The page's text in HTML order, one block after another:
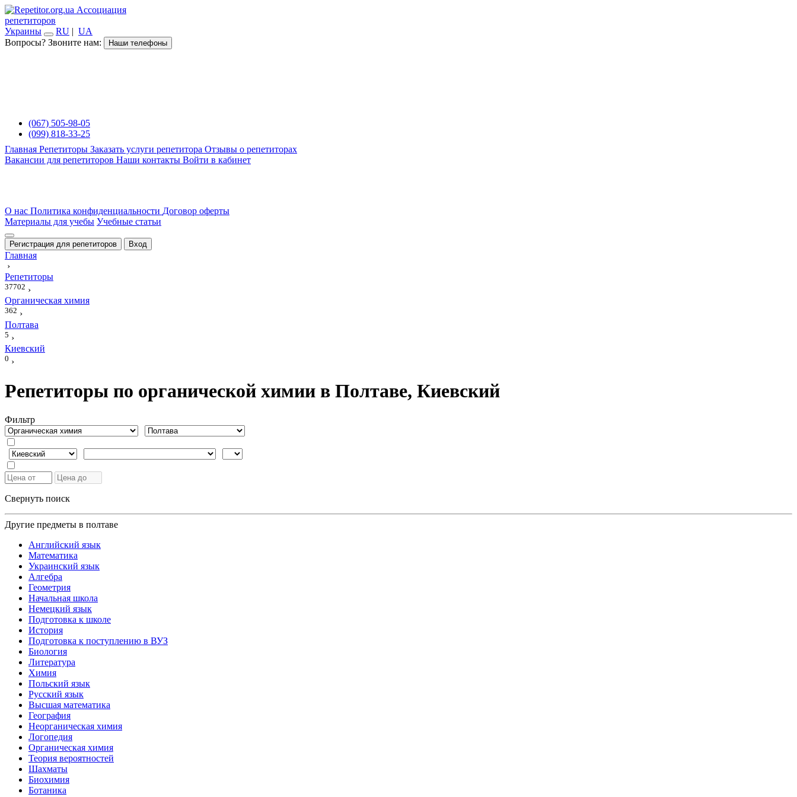
Ассоциация
репетиторов
Украины
RU | UA
Вопросы? Звоните нам:
Наши телефоны
(067) 505-98-05
(099) 818-33-25
Главная Репетиторы Заказать услуги репетитора Отзывы о репетиторах
Вакансии для репетиторов Наши контакты Войти в кабинет
О нас Политика конфиденциальности Договор оферты
Материалы для учебы Учебные статьи
Регистрация для репетиторов Вход
Главная
›
Репетиторы
37702 ›
Органическая химия
362 ›
Полтава
5 ›
Киевский
0 ›
Репетиторы по органической химии в Полтаве, Киевский
Фильтр
Свернуть поиск
Другие предметы в полтаве
Английский язык
Математика
Украинский язык
Алгебра
Геометрия
Начальная школа
Немецкий язык
Подготовка к школе
История
Подготовка к поступлению в ВУЗ
Биология
Литература
Химия
Польский язык
Русский язык
Высшая математика
География
Неорганическая химия
Логопедия
Органическая химия
Теория вероятностей
Шахматы
Биохимия
Ботаника